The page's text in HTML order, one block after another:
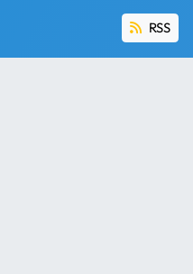
RSS